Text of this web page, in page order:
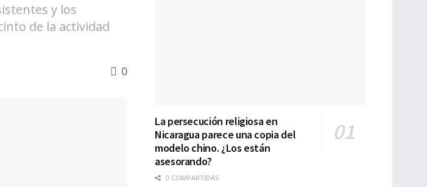
y los
de la actividad
0
La persecución religiosa en
Nicaragua parece una copia del
modelo chino. ¿Los están
asesorando?
0 COMPARTIDAS